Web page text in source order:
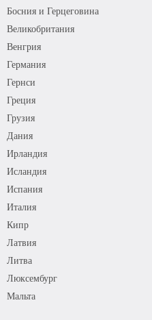
Босния и Герцеговина
Великобритания
Венгрия
Германия
Гернси
Греция
Грузия
Дания
Ирландия
Исландия
Испания
Италия
Кипр
Латвия
Литва
Люксембург
Мальта